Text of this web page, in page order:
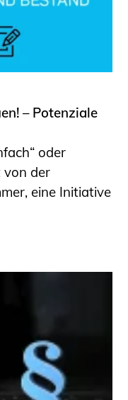
– Potenziale
oder
von der
eine Initiative